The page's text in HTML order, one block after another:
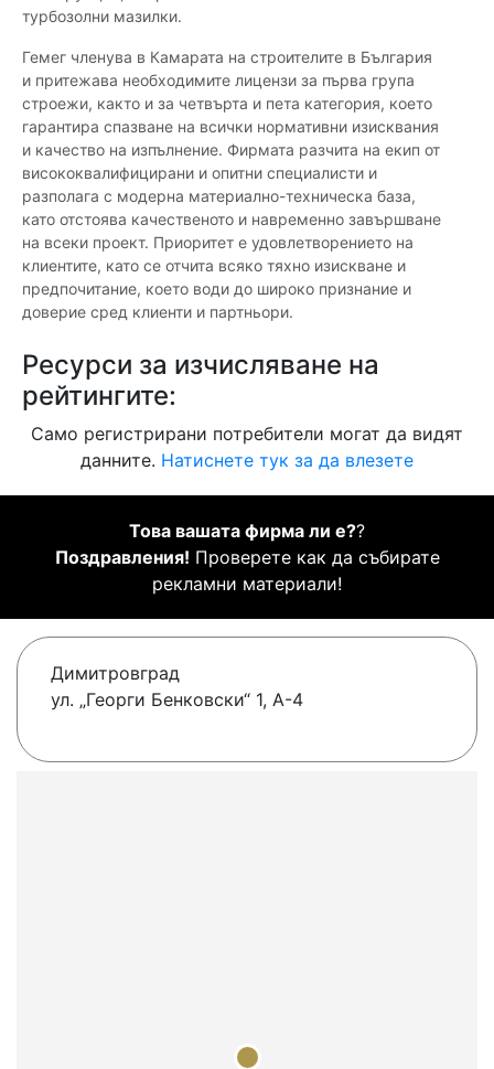
турбозолни мазилки.
Гемег членува в Камарата на строителите в България
и притежава необходимите лицензи за първа група
строежи, както и за четвърта и пета категория, което
гарантира спазване на всички нормативни изисквания
и качество на изпълнение. Фирмата разчита на екип от
висококвалифицирани и опитни специалисти и
разполага с модерна материално-техническа база,
като отстоява качественото и навременно завършване
на всеки проект. Приоритет е удовлетворението на
клиентите, като се отчита всяко тяхно изискване и
предпочитание, което води до широко признание и
доверие сред клиенти и партньори.
Ресурси за изчисляване на
рейтингите:
Само регистрирани потребители могат да видят
данните. Натиснете тук за да влезете
Това вашата фирма ли е??
Поздравления! Проверете как да събирате
рекламни материали!
Димитровград
ул. „Георги Бенковски“ 1, А-4